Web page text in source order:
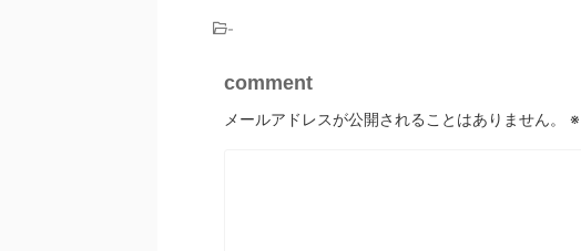
-
comment
メールアドレスが公開されることはありません。 ※